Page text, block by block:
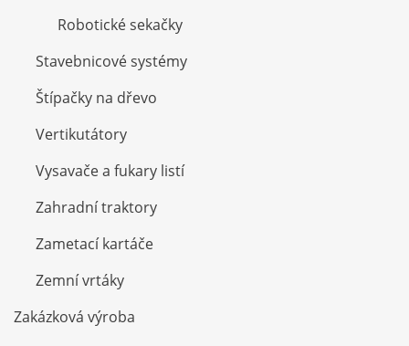
Robotické sekačky
Stavebnicové systémy
Štípačky na dřevo
Vertikutátory
Vysavače a fukary listí
Zahradní traktory
Zametací kartáče
Zemní vrtáky
Zakázková výroba